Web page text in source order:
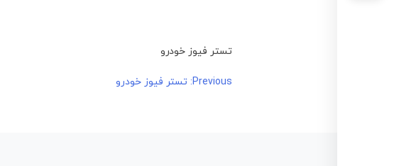
تستر فیوز خودرو
راهبری
Previous: تستر فیوز خودرو